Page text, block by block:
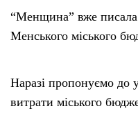
“Менщина” вже писала
Менського міського
Наразі пропонуємо до
витрати міського